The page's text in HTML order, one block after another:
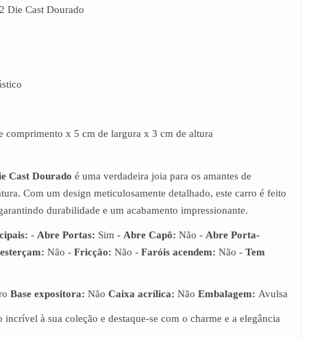
Die Cast Dourado
comprimento x 5 cm de largura x 3 cm de altura
Cast Dourado é uma verdadeira joia para os amantes de
Com um design meticulosamente detalhado, este carro é feito
durabilidade e um acabamento impressionante.
- Abre Portas: Sim - Abre Capô: Não - Abre Porta-
Não - Fricção: Não - Faróis acendem: Não - Tem
Base expositora: Não Caixa acrílica: Não Embalagem: Avulsa
à sua coleção e destaque-se com o charme e a elegância